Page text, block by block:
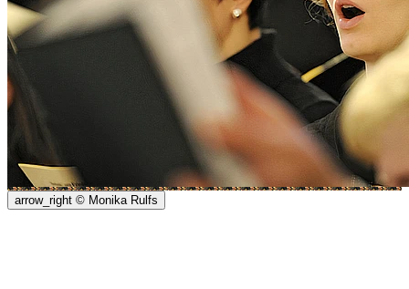
arrow_right © Monika Rulfs